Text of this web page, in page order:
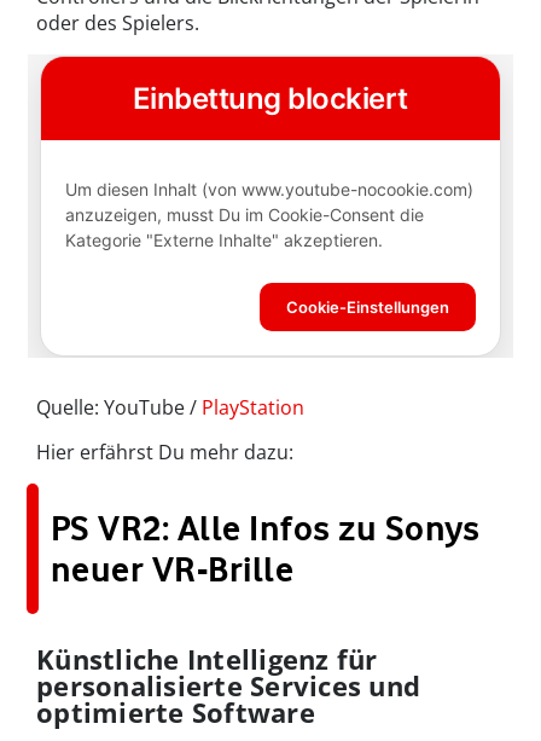
oder des Spielers.
Quelle: YouTube / PlayStation
Hier erfährst Du mehr dazu:
PS VR2: Alle Infos zu Sonys
neuer VR-Brille
Künstliche Intelligenz für
personalisierte Services und
optimierte Software